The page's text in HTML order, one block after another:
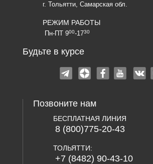
г. Тольятти, Самарская обл.
РЕЖИМ РАБОТЫ
Пн-ПТ 900-1730
Будьте в курсе
Позвоните нам
БЕСПЛАТНАЯ ЛИНИЯ
8 (800)775-20-43
ТОЛЬЯТТИ:
+7 (8482) 90-43-10